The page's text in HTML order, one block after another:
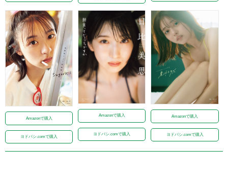
Amazonで購入
ヨドバシ.comで購入
Amazonで購入
ヨドバシ.comで購入
Amazonで購入
ヨドバシ.comで購入